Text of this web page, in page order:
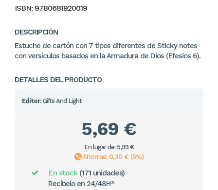
ISBN: 9780681920019
DESCRIPCIÓN
Estuche de cartón con 7 tipos diferentes de Sticky notes
con versículos basados en la Armadura de Dios (Efesios 6).
DETALLES DEL PRODUCTO
Editor: Gifts And Light
5,69 €
En lugar de: 5,99 €
Ahorras: 0,30 € (5%)
En stock (171 unidades)
Recíbelo en 24/48H*